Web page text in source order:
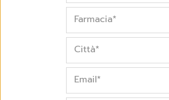
Farmacia*
Città*
Email*